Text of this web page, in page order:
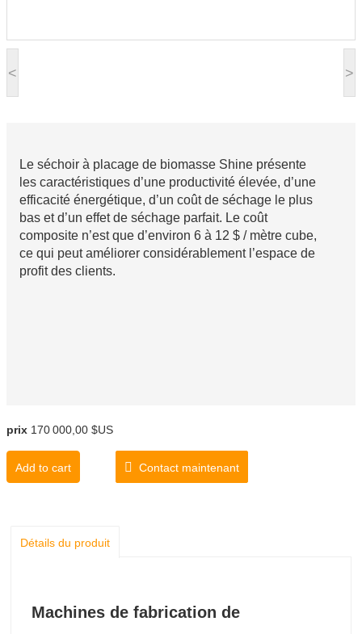
< >
Le séchoir à placage de biomasse Shine présente
les caractéristiques d’une productivité élevée, d’une
efficacité énergétique, d’un coût de séchage le plus
bas et d’un effet de séchage parfait. Le coût
composite n’est que d’environ 6 à 12 $ / mètre cube,
ce qui peut améliorer considérablement l’espace de
profit des clients.
prix 170 000,00 $US
Add to cart Contact maintenant
Détails du produit
Machines de fabrication de